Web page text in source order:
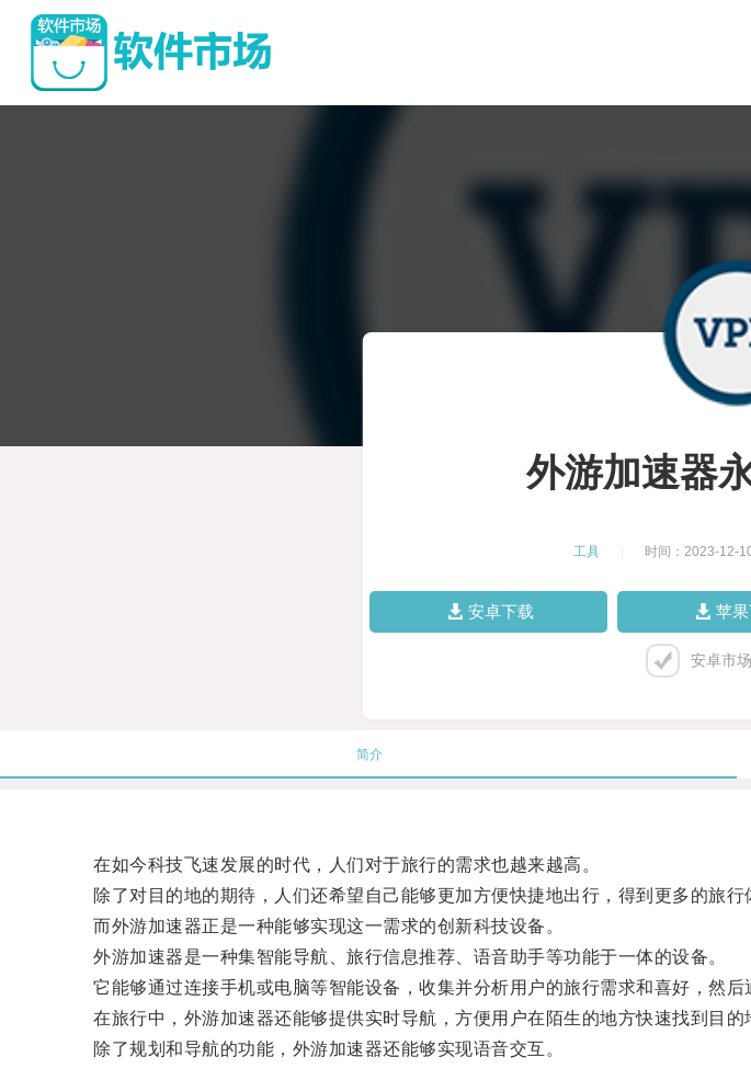
外游加速器
工具 时间：2023-12-
安卓下载 苹
安卓市
简介
在如今科技飞速发展的时代，人们对于旅行的需求也越来越高。
除了对目的地的期待，人们还希望自己能够更加方便快捷地出行，得到更多的旅行
而外游加速器正是一种能够实现这一需求的创新科技设备。
外游加速器是一种集智能导航、旅行信息推荐、语音助手等功能于一体的设备。
它能够通过连接手机或电脑等智能设备，收集并分析用户的旅行需求和喜好，然后
在旅行中，外游加速器还能够提供实时导航，方便用户在陌生的地方快速找到目的
除了规划和导航的功能，外游加速器还能够实现语音交互。